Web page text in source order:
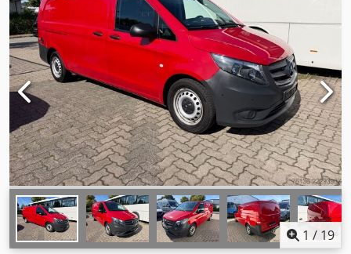
1 / 19